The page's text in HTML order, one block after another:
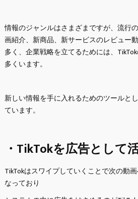
情報のジャンルはさまざまですが、流行
画紹介、新商品、新サービスのレビュー
多く、企業戦略を立てるためには、
多くいます。
新しい情報を手に入れるためのツールと
ています。
・TikTokを広告として
TikTokはスワイプしていくことで次の動
なっており